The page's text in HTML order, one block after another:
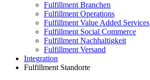
Fulfillment Branchen
Fulfillment Operations
Fulfillment Value Added Services
Fulfillment Social Commerce
Fulfillment Nachhaltigkeit
Fulfillment Versand
Integration
Fulfillment Standorte